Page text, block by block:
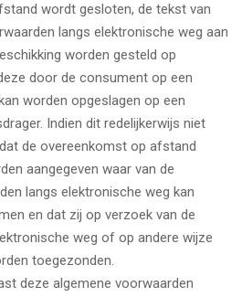
wordt gesloten, de tekst van
langs elektronische weg aan
worden gesteld op
door de consument op een
worden opgeslagen op een
Indien dit redelijkerwijs niet
de overeenkomst op afstand
aangegeven waar van de
langs elektronische weg kan
en dat zij op verzoek van de
weg of op andere wijze
toegezonden.
deze algemene voorwaarden